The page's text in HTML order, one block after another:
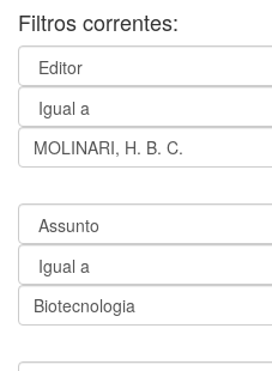
Filtros correntes: